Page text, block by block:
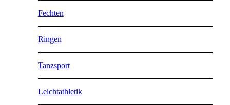
Fechten
Ringen
Tanzsport
Leichtathletik